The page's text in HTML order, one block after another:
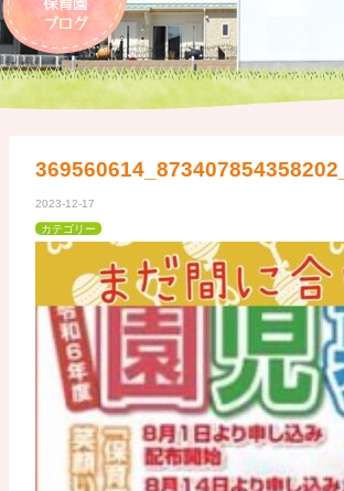
2023-12-17
カテゴリー